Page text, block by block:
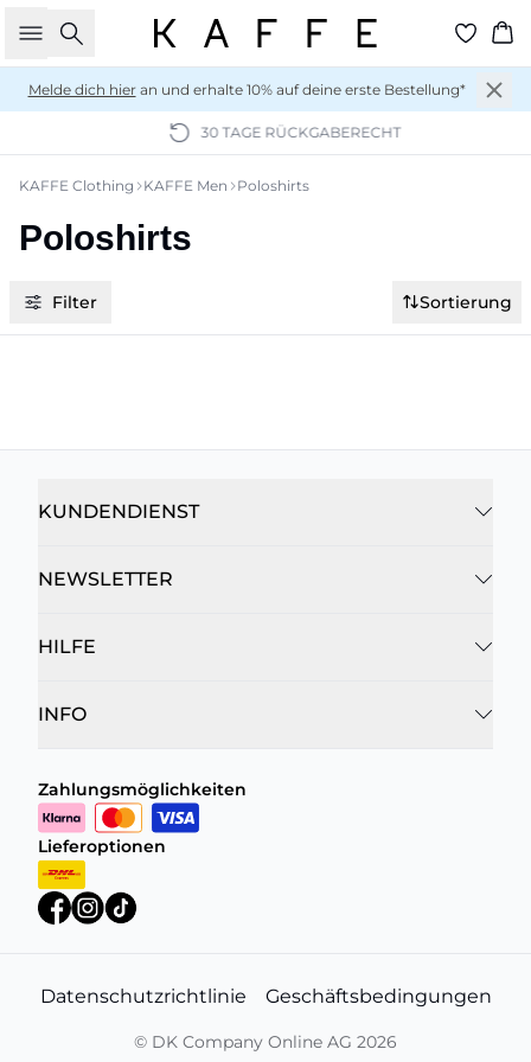
Suche
Melde dich hieran und erhalte 10% auf deine erste Bestellung*
30 TAGE RÜCKGABERECHT
KAFFE Clothing KAFFE Men Poloshirts
Poloshirts
Filter Sortierung
KUNDENDIENST
NEWSLETTER
HILFE
INFO
Zahlungsmöglichkeiten
Lieferoptionen
Datenschutzrichtlinie Geschäftsbedingungen
© DK Company Online AG 2026